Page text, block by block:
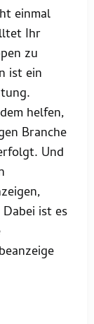
einmal
Ihr
zu
ist ein
helfen,
Branche
Und
ist es